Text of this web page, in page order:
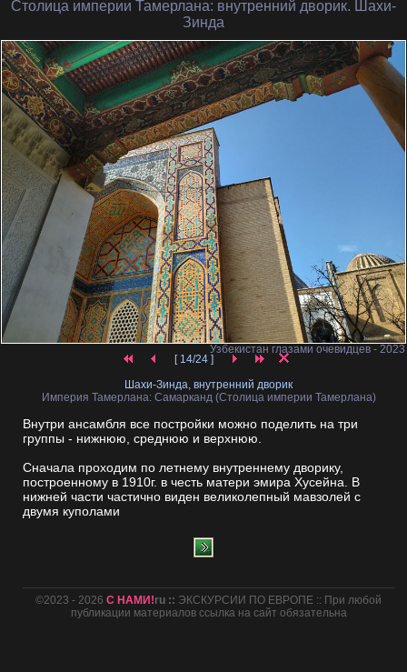
Столица империи Тамерлана: внутренний дворик. Шахи-
Зинда
Узбекистан глазами очевидцев - 2023
[ 14/24 ]
Шахи-Зинда, внутренний дворик
Империя Тамерлана: Самарканд (Столица империи Тамерлана)
Внутри ансамбля все постройки можно поделить на три
группы - нижнюю, среднюю и верхнюю.
Сначала проходим по летнему внутреннему дворику,
построенному в 1910г. в честь матери эмира Хусейна. В
нижней части частично виден великолепный мавзолей с
двумя куполами
©2023 - 2026С НАМИ!ru :: ЭКСКУРСИИ ПО ЕВРОПЕ :: При любой
публикации материалов ссылка на сайт обязательна